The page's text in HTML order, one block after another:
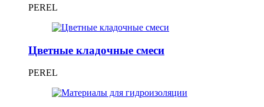
PEREL
Цветные кладочные смеси
PEREL